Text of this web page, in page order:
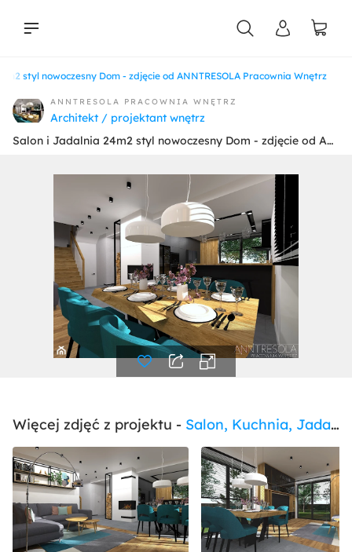
styl nowoczesny Dom - zdjęcie od ANNTRESOLA Pracownia Wnętrz
ANNTRESOLA PRACOWNIA WNĘTRZ
Architekt / projektant wnętrz
Salon i Jadalnia 24m2 styl nowoczesny Dom - zdjęcie od ANNTRESOLA Pracownia Wnętrz
Więcej zdjęć z projektu - Salon, Kuchnia, Jadalnia, Przedpokój 60m2 - Dom